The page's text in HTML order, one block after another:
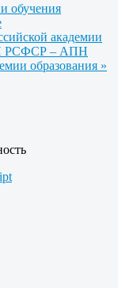
обучения
академии
РСФСР – АПН
образования »